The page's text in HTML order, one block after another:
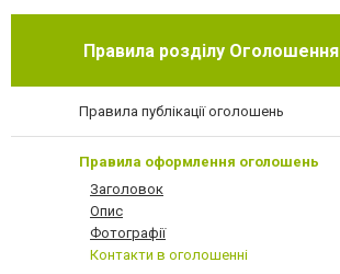
Правила розділу Оголошення
Правила публікації оголошень
Правила оформлення оголошень
Заголовок
Опис
Фотографії
Контакти в оголошенні